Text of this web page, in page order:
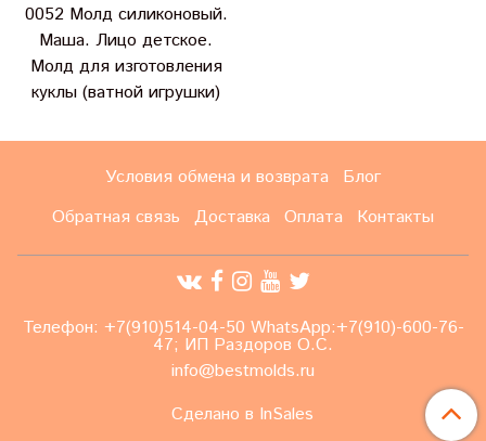
0052 Молд силиконовый.
Маша. Лицо детское.
Молд для изготовления
куклы (ватной игрушки)
Условия обмена и возврата
Блог
Обратная связь
Доставка Оплата Контакты
Телефон: +7(910)514-04-50 WhatsApp:+7(910)-600-76-
47; ИП Раздоров О.С.
info@bestmolds.ru
Сделано в InSales